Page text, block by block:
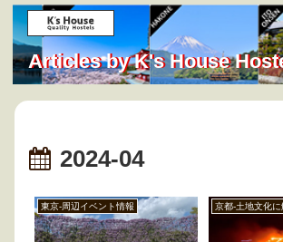
Articles by K's House
2024-04
東京-周辺イベント情報 京都-土地文化に